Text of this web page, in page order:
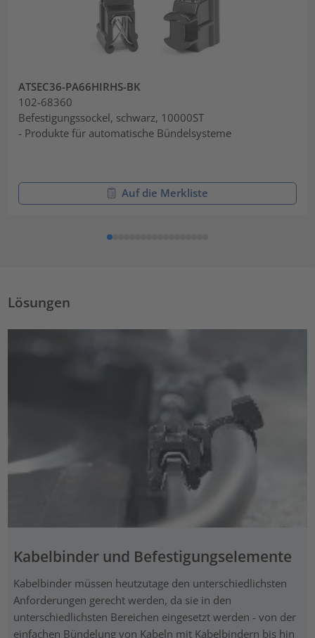
ATSEC36-PA66HIRHS-BK
102-68360
Befestigungssockel, schwarz, 10000ST
- Produkte für automatische Bündelsysteme
Auf die Merkliste
Lösungen
Kabelbinder und Befestigungselemente
Kabelbinder müssen heutzutage den unterschiedlichsten
Anforderungen gerecht werden, da sie in den
unterschiedlichsten Bereichen eingesetzt werden - von der
einfachen Bündelung von Kabeln mit Kabelbindern bis hin